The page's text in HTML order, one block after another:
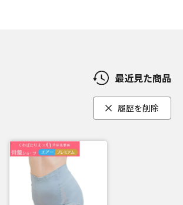
最近見た商品
履歴を削除